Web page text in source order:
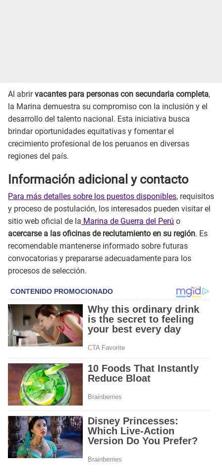
Al abrirvacantes para personas con secundaria completa,
la Marina demuestra su compromiso con la inclusión y el
desarrollo del talento nacional. Esta iniciativa busca
brindar oportunidades equitativas y fomentar el
crecimiento profesional de los peruanos en diversas
regiones del país.
Información adicional y contacto
Para más detalles sobre los puestos disponibles, requisitos
y proceso de postulación, los interesados pueden visitar el
sitio web oficial de la Marina de Guerra del Perú o
acercarse a las oficinas de reclutamiento en su región. Es
recomendable mantenerse informado sobre futuras
convocatorias y prepararse adecuadamente para los
procesos de selección.